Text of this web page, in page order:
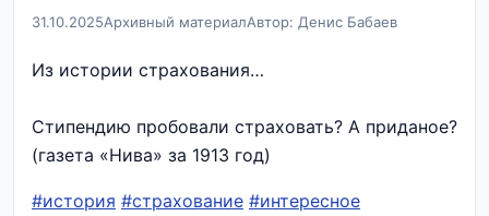
31.10.2025Архивный материалАвтор: Денис Бабаев
Из истории страхования…
Стипендию пробовали страховать? А приданое?
(газета «Нива» за 1913 год)
#история #страхование #интересное